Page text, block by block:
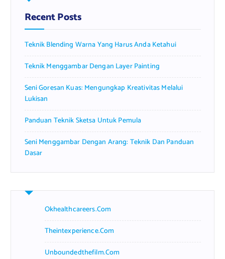
f
o
:
Recent Posts
Teknik Blending Warna Yang Harus Anda Ketahui
Teknik Menggambar Dengan Layer Painting
Seni Goresan Kuas: Mengungkap Kreativitas Melalui
Lukisan
Panduan Teknik Sketsa Untuk Pemula
Seni Menggambar Dengan Arang: Teknik Dan Panduan
Dasar
Okhealthcareers.com
Theintexperience.com
Unboundedthefilm.com